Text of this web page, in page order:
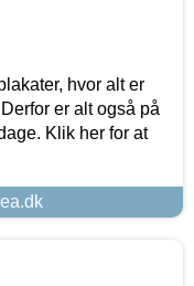
hvor alt er
er alt også på
Klik her for at